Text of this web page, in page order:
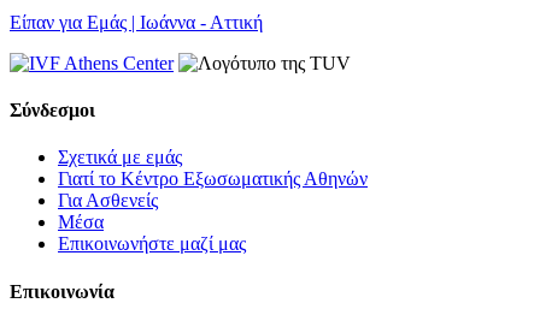
Είπαν για Εμάς | Ιωάννα - Αττική
Σύνδεσμοι
Σχετικά με εμάς
Γιατί το Κέντρο Εξωσωματικής Αθηνών
Για Ασθενείς
Μέσα
Επικοινωνήστε μαζί μας
Επικοινωνία